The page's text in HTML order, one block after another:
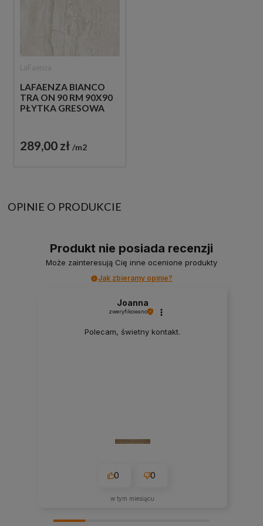
LAFAENZA BIANCO
TRA ON 90 RM 90X90
PŁYTKA GRESOWA
289,00 zł m2
OPINIE O PRODUKCIE
Produkt nie posiada recenzji
Może zainteresują Cię inne ocenione produkty
Jak zbieramy opinie?
Joanna
zweryfikowano
Polecam, świetny kontakt.
0 0
w tym miesiącu